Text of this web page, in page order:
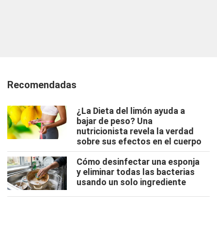
Recomendadas
¿La Dieta del limón ayuda a
bajar de peso? Una
nutricionista revela la verdad
sobre sus efectos en el cuerpo
Cómo desinfectar una esponja
y eliminar todas las bacterias
usando un solo ingrediente